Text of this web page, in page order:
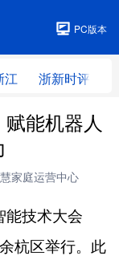
PC版本
江 浙新时评
能机器人
家庭运营中心
技术大会
杭区举行。此